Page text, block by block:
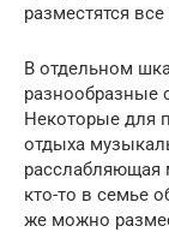
разместятся
В отдельном
разнообразные
Некоторые для
отдыха
расслабляющая
кто-то в семье
же можно